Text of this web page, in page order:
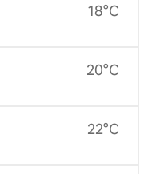
18°C
20°C
22°C